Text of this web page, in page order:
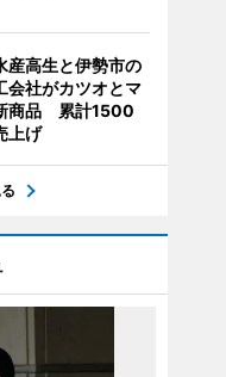
産高生と伊勢市の
会社がカツオとマ
商品 累計1500
上げ